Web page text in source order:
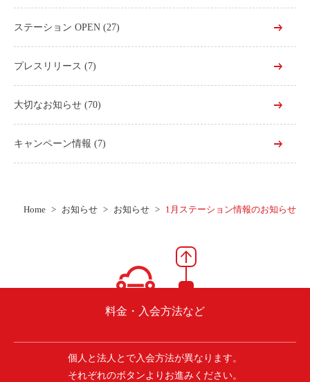
ステーション OPEN (27)
プレスリリース (7)
大切なお知らせ (70)
キャンペーン情報 (7)
Home お知らせ お知らせ 1月ステーション情報のお知らせ
料金・入会方法など
個人と法人とで入会方法が異なります。
それぞれのボタンよりお進みください。